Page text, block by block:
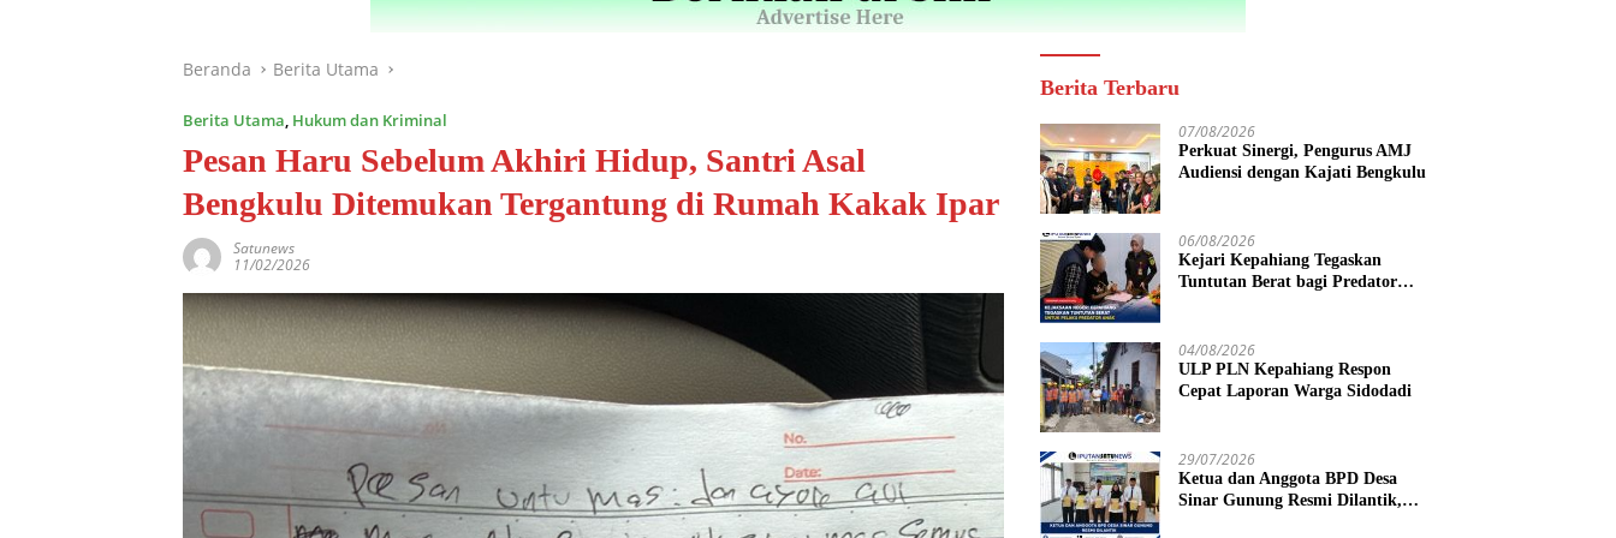
Beranda Berita Utama
Berita Utama, Hukum dan Kriminal
Pesan Haru Sebelum Akhiri Hidup, Santri Asal
Bengkulu Ditemukan Tergantung di Rumah Kakak Ipar
Satunews
11/02/2026
Berita Terbaru
07/08/2026
Perkuat Sinergi, Pengurus AMJ
Audiensi dengan Kajati Bengkulu
06/08/2026
Kejari Kepahiang Tegaskan
Tuntutan Berat bagi Predator
Vonis Hakim 18 Tahun Penjara
04/08/2026
ULP PLN Kepahiang Respon
Cepat Laporan Warga Sidodadi
29/07/2026
Ketua dan Anggota BPD Desa
Sinar Gunung Resmi Dilantik,